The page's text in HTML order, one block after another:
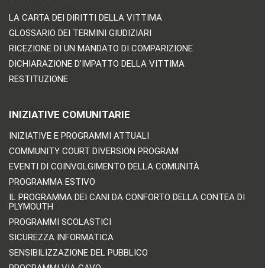
LA CARTA DEI DIRITTI DELLA VITTIMA
GLOSSARIO DEI TERMINI GIUDIZIARI
RICEZIONE DI UN MANDATO DI COMPARIZIONE
DICHIARAZIONE D'IMPATTO DELLA VITTIMA
RESTITUZIONE
INIZIATIVE COMUNITARIE
INIZIATIVE E PROGRAMMI ATTUALI
COMMUNITY COURT DIVERSION PROGRAM
EVENTI DI COINVOLGIMENTO DELLA COMUNITÀ
PROGRAMMA ESTIVO
IL PROGRAMMA DEI CANI DA CONFORTO DELLA CONTEA DI
PLYMOUTH
PROGRAMMI SCOLASTICI
SICUREZZA INFORMATICA
SENSIBILIZZAZIONE DEL PUBBLICO